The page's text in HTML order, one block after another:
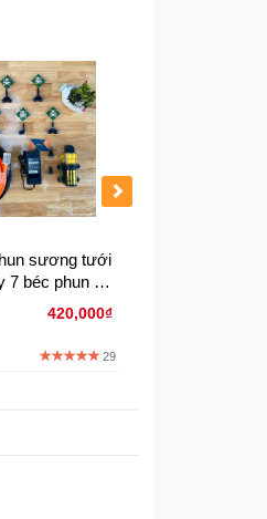
sương tưới
7 béc phun 4
420,000₫
29